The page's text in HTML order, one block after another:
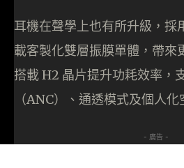
耳機在聲學上也有所升級，採
載客製化雙層振膜單體，帶來
搭載 H2 晶片提升功耗效率，
（ANC）、通透模式及個人化
- 廣告 -